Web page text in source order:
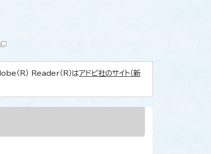
（R） Reader（R）はアドビ社のサイト（新